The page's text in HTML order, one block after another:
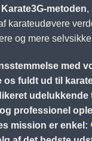
Karate3G-metoden,
karateudøvere
og mere
med
os fuldt ud til
udelukkende
professionel
mission er enkel: